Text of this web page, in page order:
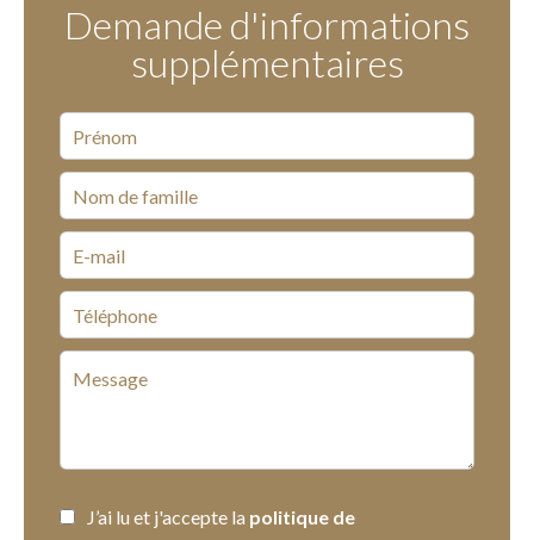
Demande d'informations
supplémentaires
J’ai lu et j'accepte la politique de